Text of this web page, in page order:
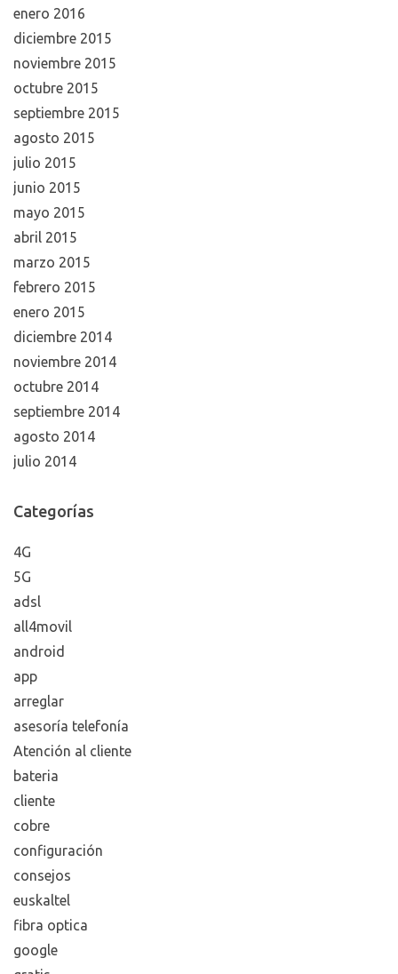
enero 2016
diciembre 2015
noviembre 2015
octubre 2015
septiembre 2015
agosto 2015
julio 2015
junio 2015
mayo 2015
abril 2015
marzo 2015
febrero 2015
enero 2015
diciembre 2014
noviembre 2014
octubre 2014
septiembre 2014
agosto 2014
julio 2014
Categorías
4G
5G
adsl
all4movil
android
app
arreglar
asesoría telefonía
Atención al cliente
bateria
cliente
cobre
configuración
consejos
euskaltel
fibra optica
google